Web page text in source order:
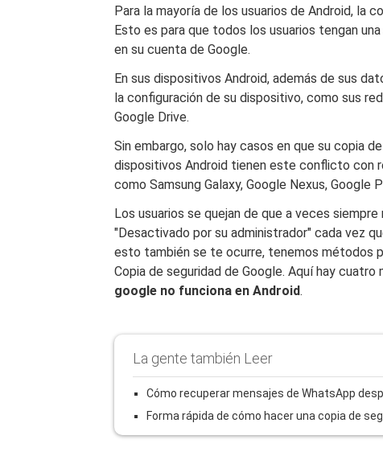
Para la mayoría de los usuarios de Android, la
Esto es para que todos los usuarios tengan
en su cuenta de Google.
En sus dispositivos Android, además de sus
la configuración de su dispositivo, como sus
Google Drive.
Sin embargo, solo hay casos en que su copia
dispositivos Android tienen este conflicto con
como Samsung Galaxy, Google Nexus, Google
Los usuarios se quejan de que a veces
"Desactivado por su administrador" cada vez
esto también se te ocurre, tenemos métodos
Copia de seguridad de Google. Aquí hay
google no funciona en Android.
La gente también Leer
Cómo recuperar mensajes de WhatsApp
Forma rápida de cómo hacer una copia de